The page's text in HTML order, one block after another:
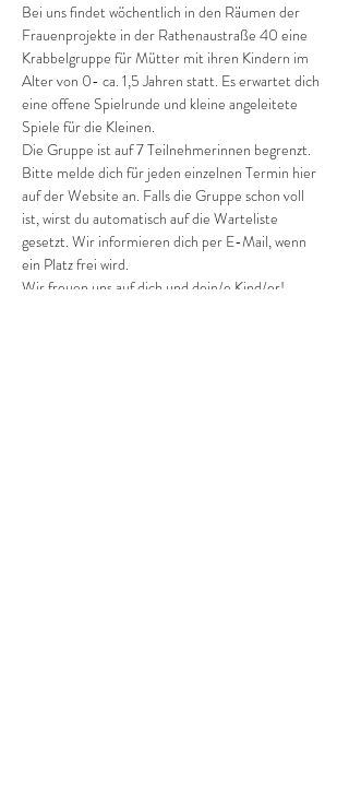
Bei uns findet wöchentlich in den Räumen der
Frauenprojekte in der Rathenaustraße 40 eine
Krabbelgruppe für Mütter mit ihren Kindern im
Alter von 0- ca. 1,5 Jahren statt. Es erwartet dich
eine offene Spielrunde und kleine angeleitete
Spiele für die Kleinen.
Die Gruppe ist auf 7 Teilnehmerinnen begrenzt.
Bitte melde dich für jeden einzelnen Termin hier
auf der Website an. Falls die Gruppe schon voll
ist, wirst du automatisch auf die Warteliste
gesetzt. Wir informieren dich per E-Mail, wenn
ein Platz frei wird.
Wir freuen uns auf dich und dein/e Kind/er!